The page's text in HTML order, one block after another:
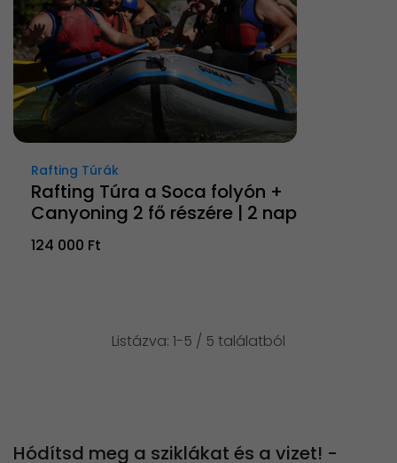
Rafting Túrák
Rafting Túra a Soca folyón +
Canyoning 2 fő részére | 2 nap
124 000 Ft
Listázva: 1-5 / 5 találatból
Hódítsd meg a sziklákat és a vizet! -